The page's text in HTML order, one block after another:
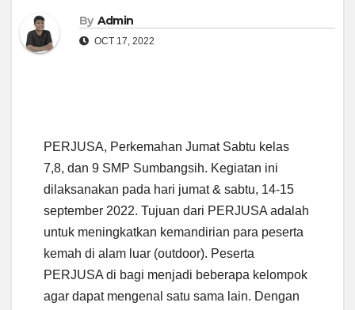
By Admin
OCT 17, 2022
PERJUSA, Perkemahan Jumat Sabtu kelas
7,8, dan 9 SMP Sumbangsih. Kegiatan ini
dilaksanakan pada hari jumat & sabtu, 14-15
september 2022. Tujuan dari PERJUSA adalah
untuk meningkatkan kemandirian para peserta
kemah di alam luar (outdoor). Peserta
PERJUSA di bagi menjadi beberapa kelompok
agar dapat mengenal satu sama lain. Dengan